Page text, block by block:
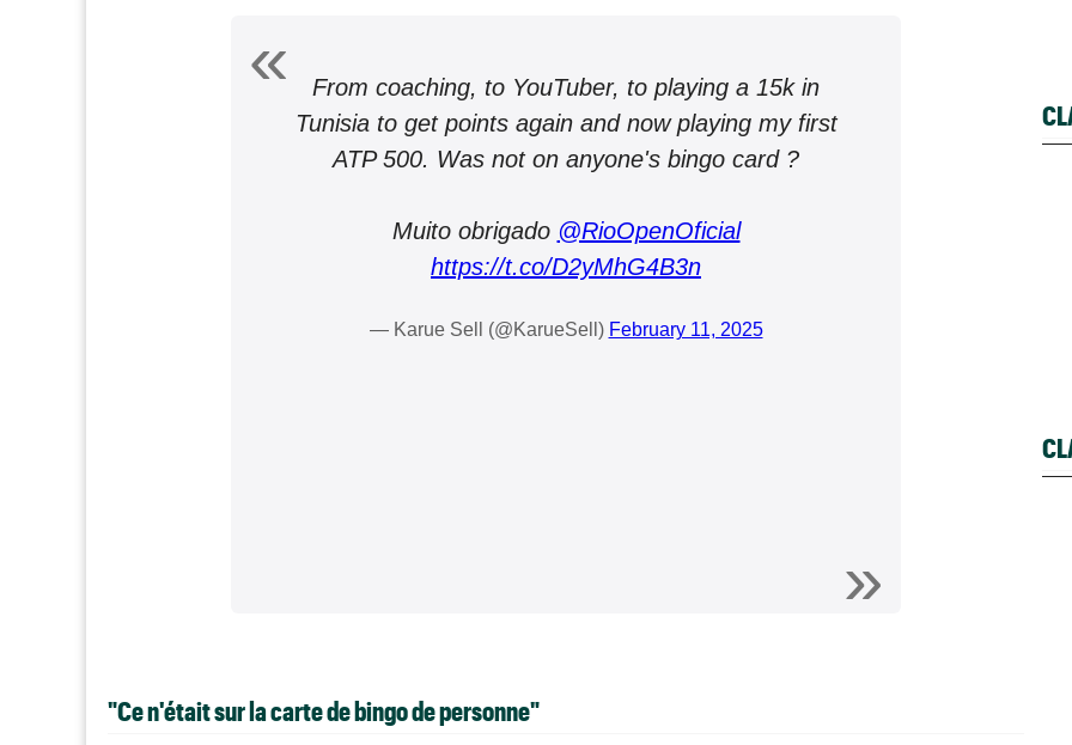
From coaching, to YouTuber, to playing a 15k in
Tunisia to get points again and now playing my first
ATP 500. Was not on anyone's bingo card ?
Muito obrigado @RioOpenOficial
https://t.co/D2yMhG4B3n
— Karue Sell (@KarueSell) February 11, 2025
"Ce n'était sur la carte de bingo de personne"